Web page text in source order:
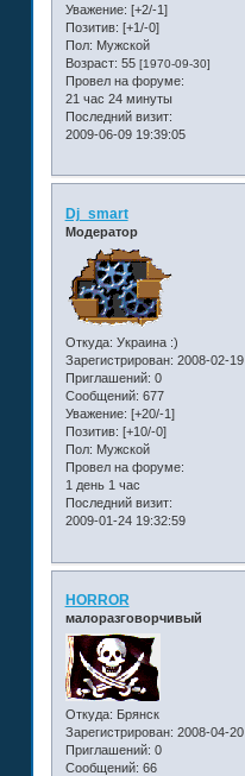
Уважение: [+2/-1]
Позитив: [+1/-0]
Пол: Мужской
Возраст: 55 [1970-09-30]
Провел на форуме:
21 час 24 минуты
Последний визит:
2009-06-09 19:39:05
Dj_smart
Модератор
Откуда: Украина :)
Зарегистрирован: 2008-02-19
Приглашений: 0
Сообщений: 677
Уважение: [+20/-1]
Позитив: [+10/-0]
Пол: Мужской
Провел на форуме:
1 день 1 час
Последний визит:
2009-01-24 19:32:59
HORROR
малоразговорчивый
Откуда: Брянск
Зарегистрирован: 2008-04-20
Приглашений: 0
Сообщений: 66